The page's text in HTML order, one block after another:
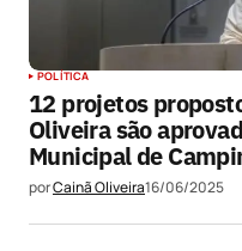
POLÍTICA
12 projetos
Oliveira são
Municipal de
porCainã Oliveira16/06/2025